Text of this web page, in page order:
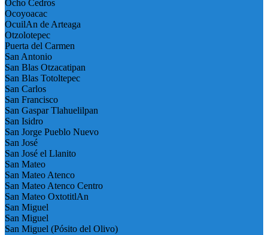
Ocho Cedros
Ocoyoacac
OcuilAn de Arteaga
Otzolotepec
Puerta del Carmen
San Antonio
San Blas Otzacatipan
San Blas Totoltepec
San Carlos
San Francisco
San Gaspar Tlahuelilpan
San Isidro
San Jorge Pueblo Nuevo
San José
San José el Llanito
San Mateo
San Mateo Atenco
San Mateo Atenco Centro
San Mateo OxtotitlAn
San Miguel
San Miguel
San Miguel (Pósito del Olivo)